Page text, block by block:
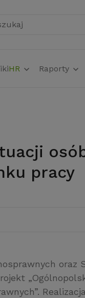
HR Raporty
pracy
oraz